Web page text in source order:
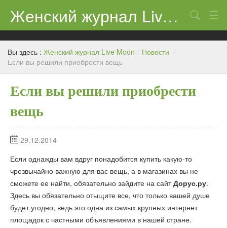
Женский журнал Live Moon
Дети
Домашний очаг
Новости
Поиск
Вы здесь : Женский журнал Live Moon / Новости /
Если вы решили приобрести вещь
Если вы решили приобрести
вещь
29.12.2014
Если однажды вам вдруг понадобится купить какую-то
чрезвычайно важную для вас вещь, а в магазинах вы не
сможете ее найти, обязательно зайдите на сайтДорус.ру.
Здесь вы обязательно отыщите все, что только вашей душе
будет угодно, ведь это одна из самых крупных интернет
площадок с частными объявлениями в нашей стране.